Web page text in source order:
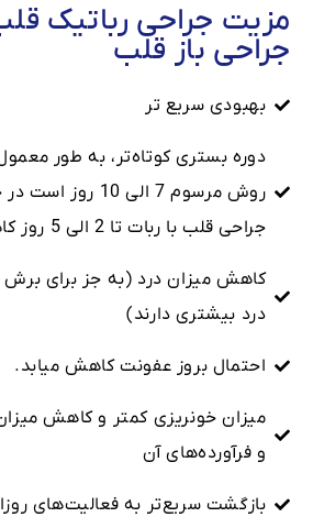
مزیت جراحی رباتیک
جراحی باز قلب
بهبودی سریع ‌تر
دوره بستری کوتاه‌تر، به طور
روش مرسوم 7 الی
جراحی قلب با ربات تا 2 الی 5 روز کاهش می‌یابد.
کاهش میزان درد (به جز برای
درد بیشتری دارند)
احتمال بروز عفونت کاهش میابد.
میزان خونریزی کمتر و کاهش
و فرآورده‌های آن
بازگشت سریع‌تر به فعالیت‌های